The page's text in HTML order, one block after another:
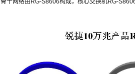
骨干网络由RG-S8606构成，核心交换机RG-